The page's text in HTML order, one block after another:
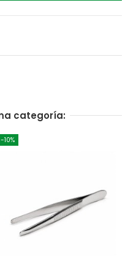
categoría:
-10%